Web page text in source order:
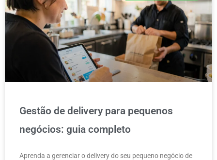
Gestão de delivery para pequenos
negócios: guia completo
Aprenda a gerenciar o delivery do seu pequeno negócio de